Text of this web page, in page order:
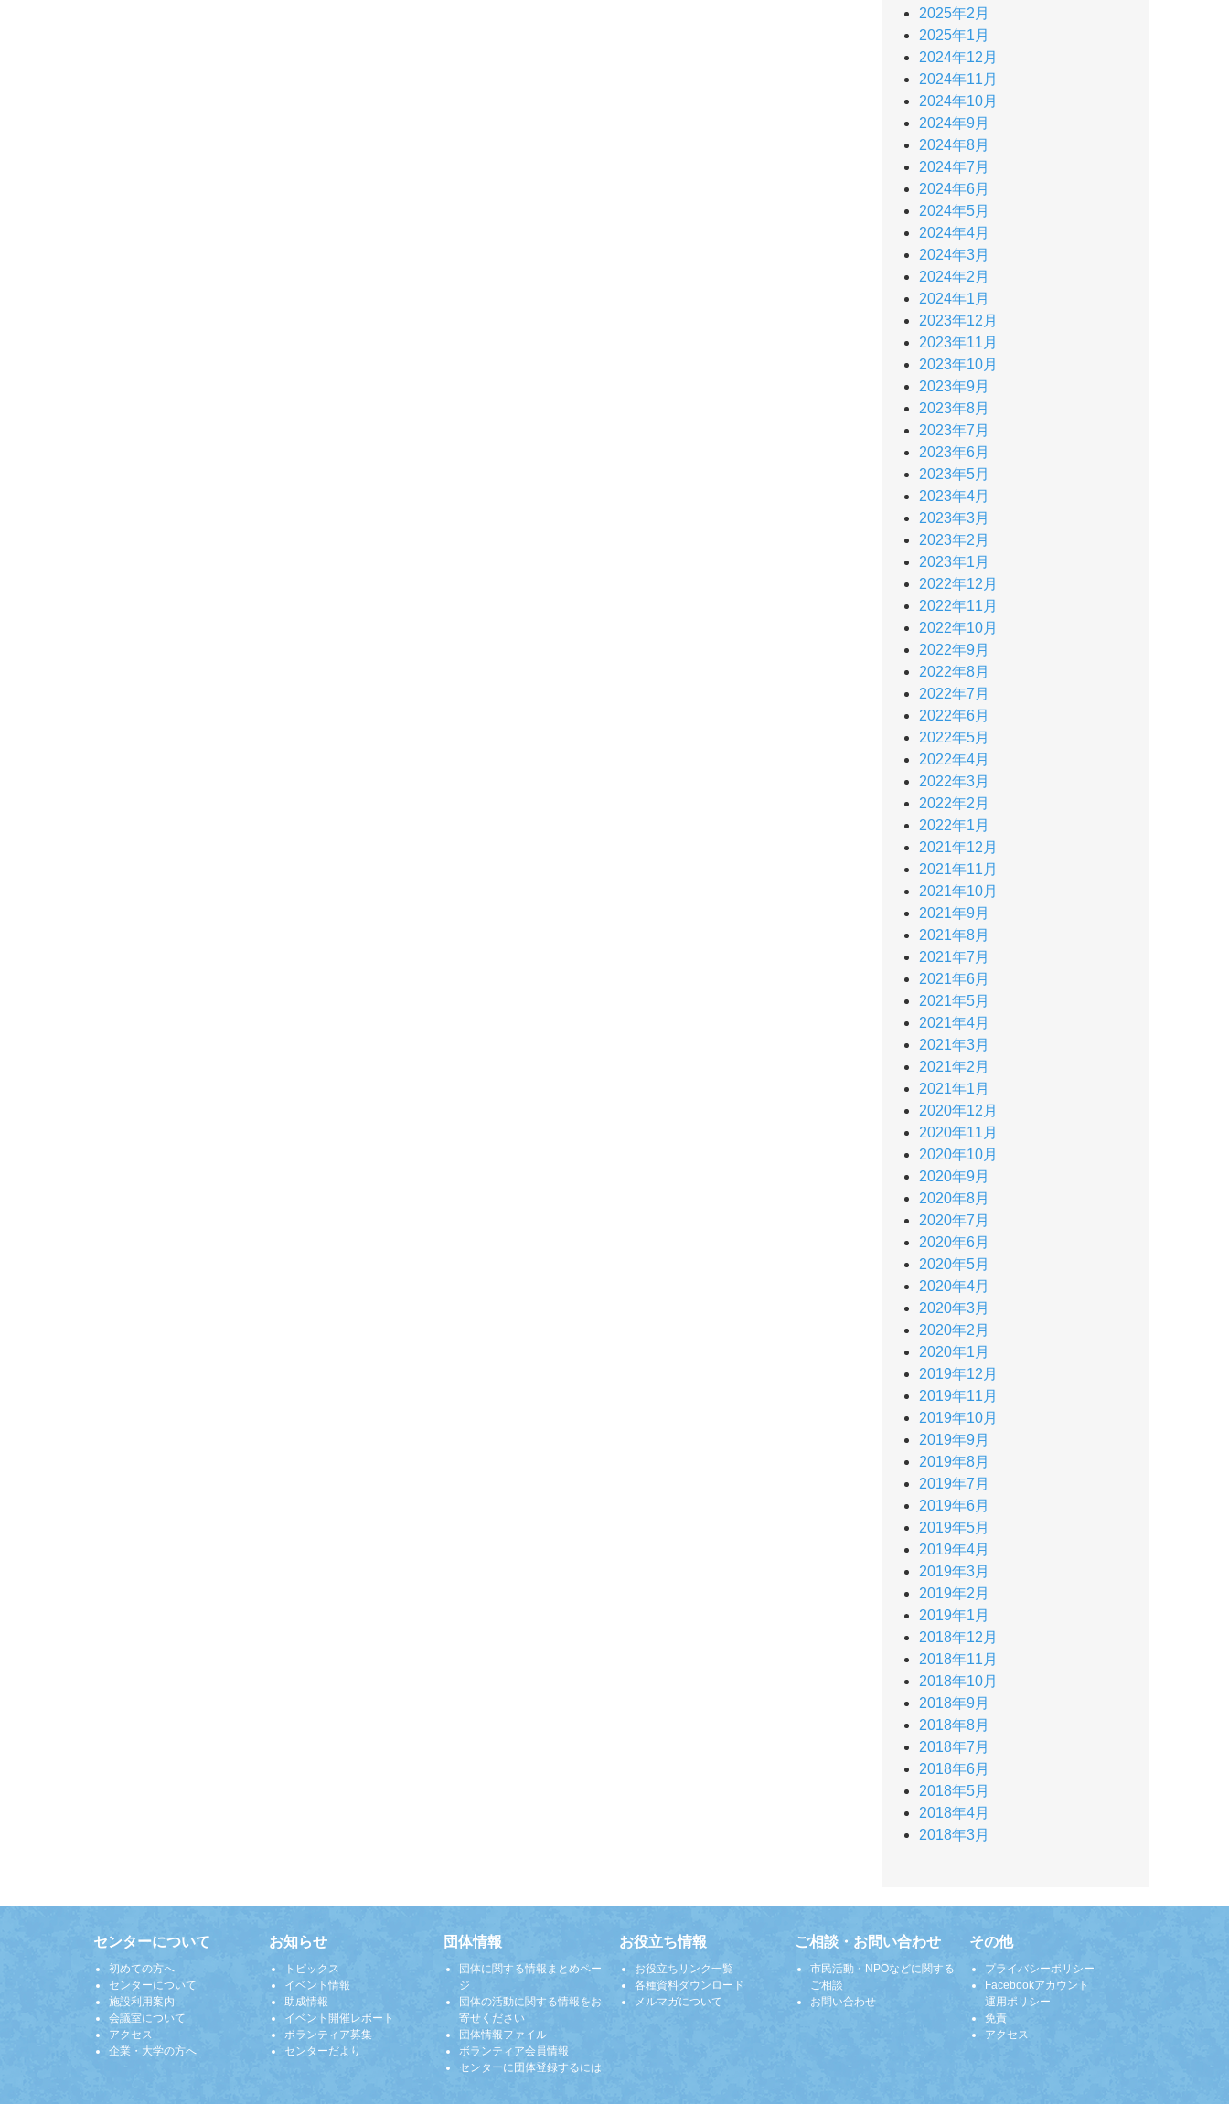
2025年2月
2025年1月
2024年12月
2024年11月
2024年10月
2024年9月
2024年8月
2024年7月
2024年6月
2024年5月
2024年4月
2024年3月
2024年2月
2024年1月
2023年12月
2023年11月
2023年10月
2023年9月
2023年8月
2023年7月
2023年6月
2023年5月
2023年4月
2023年3月
2023年2月
2023年1月
2022年12月
2022年11月
2022年10月
2022年9月
2022年8月
2022年7月
2022年6月
2022年5月
2022年4月
2022年3月
2022年2月
2022年1月
2021年12月
2021年11月
2021年10月
2021年9月
2021年8月
2021年7月
2021年6月
2021年5月
2021年4月
2021年3月
2021年2月
2021年1月
2020年12月
2020年11月
2020年10月
2020年9月
2020年8月
2020年7月
2020年6月
2020年5月
2020年4月
2020年3月
2020年2月
2020年1月
2019年12月
2019年11月
2019年10月
2019年9月
2019年8月
2019年7月
2019年6月
2019年5月
2019年4月
2019年3月
2019年2月
2019年1月
2018年12月
2018年11月
2018年10月
2018年9月
2018年8月
2018年7月
2018年6月
2018年5月
2018年4月
2018年3月
センターについて
初めての方へ
センターについて
施設利用案内
会議室について
アクセス
企業・大学の方へ
お知らせ
トピックス
イベント情報
助成情報
イベント開催レポート
ボランティア募集
センターだより
団体情報
団体に関する情報まとめペー
ジ
団体の活動に関する情報をお
寄せください
団体情報ファイル
ボランティア会員情報
センターに団体登録するには
お役立ち情報
お役立ちリンク一覧
各種資料ダウンロード
メルマガについて
ご相談・お問い合わせ
市民活動・NPOなどに関する
ご相談
お問い合わせ
その他
プライバシーポリシー
Facebookアカウント
運用ポリシー
免責
アクセス